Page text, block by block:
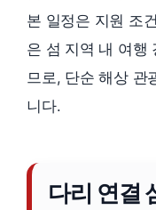
본 일정은 지원 조
은 섬 지역 내 여행
므로, 단순 해상 관
니다.
다리 연결